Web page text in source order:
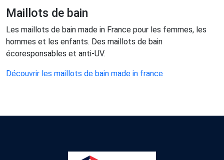
Maillots de bain
Les maillots de bain made in France pour les femmes, les
hommes et les enfants. Des maillots de bain
écoresponsables et anti-UV.
Découvrir les maillots de bain made in france